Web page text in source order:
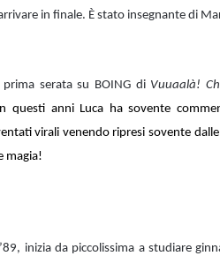
in finale. È stato insegnante di
serata su BOING di Vuuaalà!
In questi anni Luca ha sovente
virali venendo ripresi sovente
magia!
inizia da piccolissima a studiare